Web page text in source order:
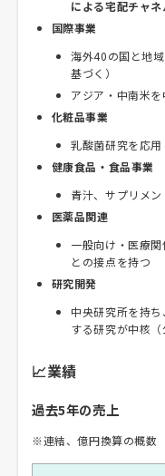
による宅配チャネ
国際事業
海外40の国と地
基づく）
アジア・中南米
化粧品事業
乳酸菌研究を応
健康食品・食品事業
青汁、サプリメ
医薬品関連
一般向け・医療
との接点を持つ
研究開発
中央研究所を持ち
する研究が中核（
📈業績
過去5年の売上
※連結、億円換算の概数